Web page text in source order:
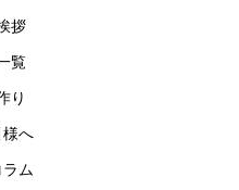
拶
覧
り
様へ
ム